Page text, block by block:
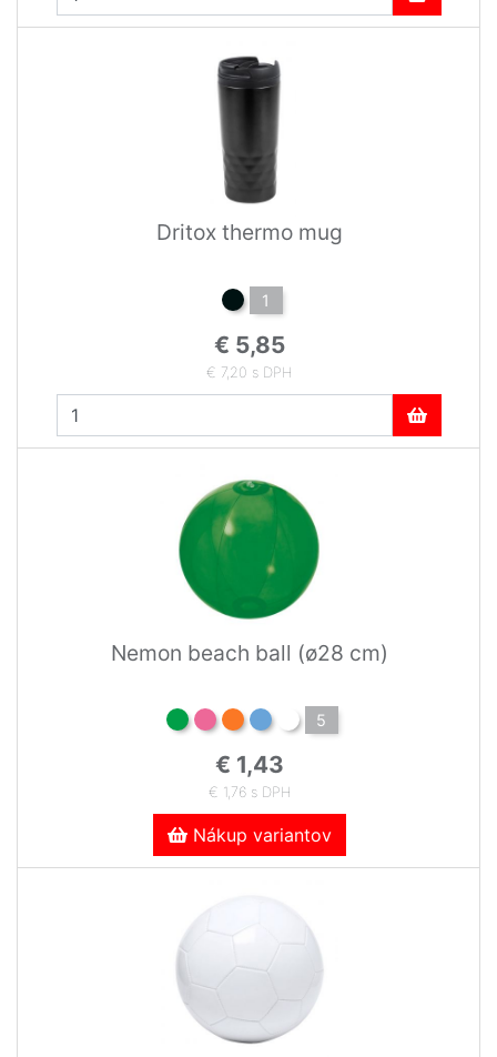
Dritox thermo mug
1
€ 5,85
€ 7,20 s DPH
Nemon beach ball (ø28 cm)
5
€ 1,43
€ 1,76 s DPH
Nákup variantov